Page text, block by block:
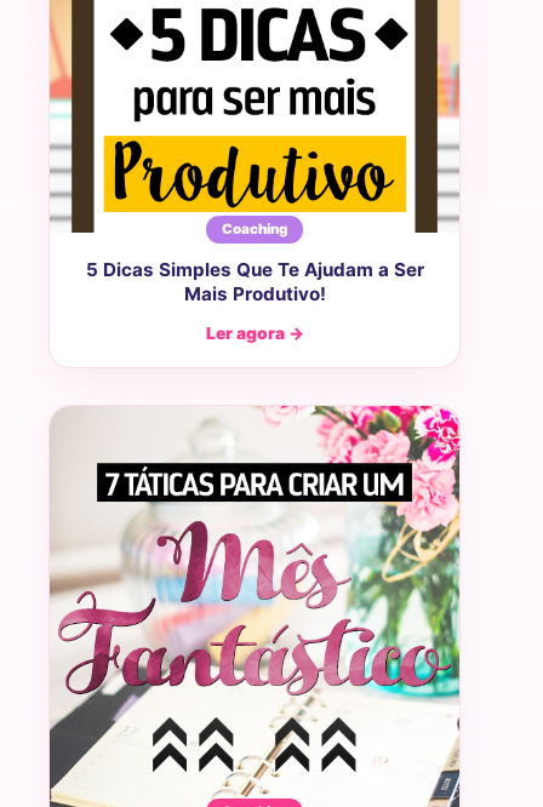
Coaching
5 Dicas Simples Que Te Ajudam a Ser
Mais Produtivo!
Ler agora →